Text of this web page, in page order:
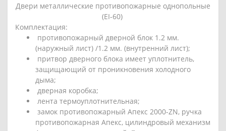
Двери металлические противопожарные однопольные
(EI-60)
Комплектация:
противопожарный дверной блок 1.2 мм.
(наружный лист) /1.2 мм. (внутренний лист);
притвор дверного блока имеет уплотнитель,
защищающий от проникновения холодного
дыма;
дверная коробка;
лента термоуплотнительная;
замок противопожарный Апекс 2000-ZN, ручка
противопожарная Апекс, цилиндровый механизм